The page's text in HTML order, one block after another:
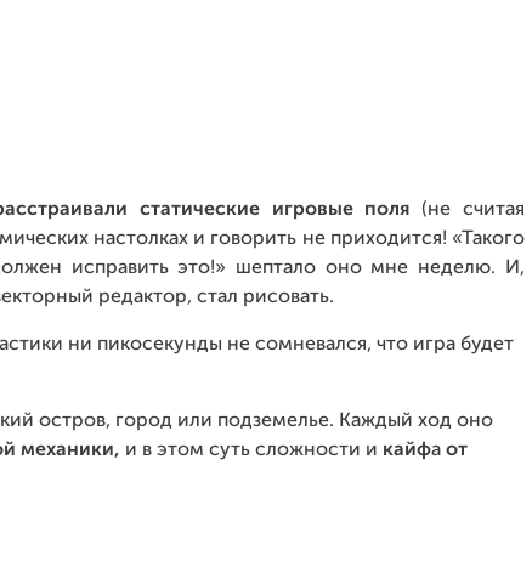
статические игровые поля (не считая
настолках и говорить не приходится! «Такого
исправить это!» шептало оно мне неделю. И,
редактор, стал рисовать.
ни пикосекунды не сомневался, что игра будет
остров, город или подземелье. Каждый ход оно
механики, и в этом суть сложности и кайфа от